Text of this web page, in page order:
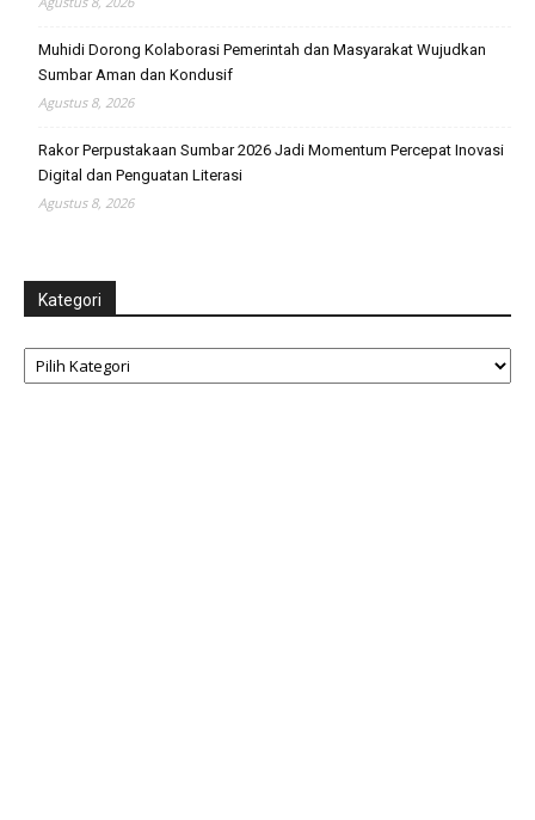
Muhidi Dorong Kolaborasi Pemerintah dan Masyarakat Wujudkan
Sumbar Aman dan Kondusif
Agustus 8, 2026
Rakor Perpustakaan Sumbar 2026 Jadi Momentum Percepat Inovasi
Digital dan Penguatan Literasi
Agustus 8, 2026
Kategori
Kategori